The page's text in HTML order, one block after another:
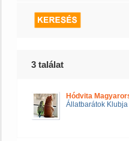
3 találat
Hódvita
Állatbarátok Klubja